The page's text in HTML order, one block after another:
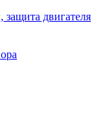
двигателя